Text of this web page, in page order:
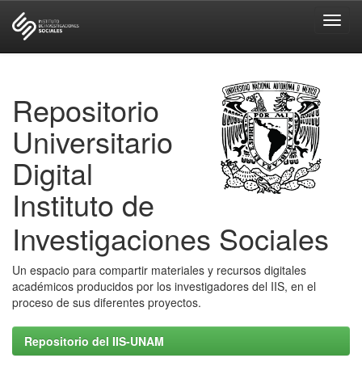
Repositorio
Universitario
Digital
Instituto de
Investigaciones Sociales
Un espacio para compartir materiales y recursos digitales
académicos producidos por los investigadores del IIS, en el
proceso de sus diferentes proyectos.
Repositorio del IIS-UNAM